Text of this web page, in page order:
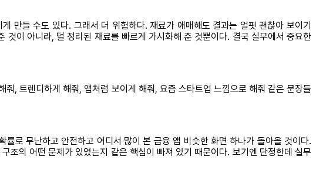
만들 수도 있다. 그래서 더 위험하다. 재료가 애매해도 결과는 얼핏 괜찮아 보이기
이 아니라, 덜 정리된 재료를 빠르게 가시화해 준 것뿐이다. 결국 실무에서 중요한
, 트렌디하게 해줘, 앱처럼 보이게 해줘, 요즘 스타트업 느낌으로 해줘 같은 문장들
로 무난하고 안전하고 어디서 많이 본 금융 앱 비슷한 화면 하나가 돌아올 것이다.
조의 어떤 문제가 있었는지 같은 핵심이 빠져 있기 때문이다. 보기엔 단정한데 실무